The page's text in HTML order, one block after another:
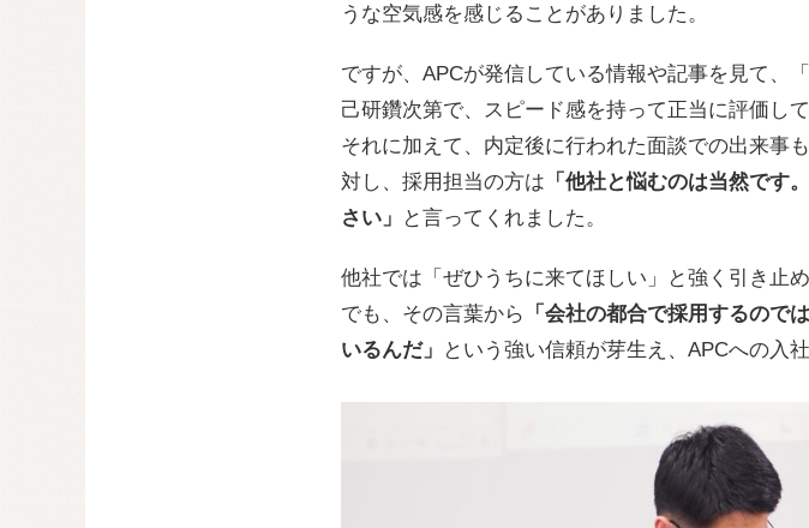
うな空気感を感じることがありました。
ですが、APCが発信している情報や記事を見て、
己研鑽次第で、スピード感を持って正当に評価し
それに加えて、内定後に行われた面談での出来事
対し、採用担当の方は 「他社と悩むのは当然です
さい」
と言ってくれました。
他社では「ぜひうちに来てほしい」と強く引き止
でも、その言葉から 「会社の都合で採用するので
いるんだ」
という強い信頼が芽生え、APCへの入